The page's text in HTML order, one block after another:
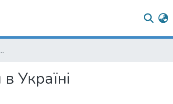
в Україні
Україні